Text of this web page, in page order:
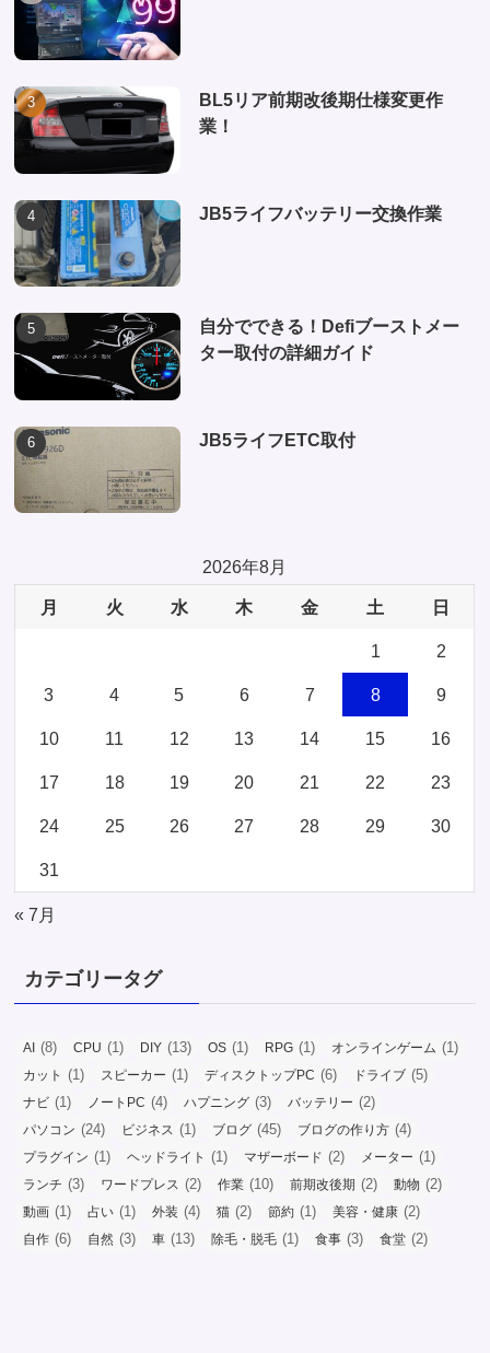
BL5リア前期改後期仕様変更作
業！
JB5ライフバッテリー交換作業
自分でできる！Defiブーストメー
ター取付の詳細ガイド
JB5ライフETC取付
2026年8月
月 火 水 木 金 土 日
1 2
3 4 5 6 7 8 9
10 11 12 13 14 15 16
17 18 19 20 21 22 23
24 25 26 27 28 29 30
31
« 7月
カテゴリータグ
AI (8) CPU (1) DIY (13) OS (1) RPG (1) オンラインゲーム (1)
カット (1) スピーカー (1) ディスクトップPC (6) ドライブ (5)
ナビ (1) ノートPC (4) ハプニング (3) バッテリー (2)
パソコン (24) ビジネス (1) ブログ (45) ブログの作り方 (4)
プラグイン (1) ヘッドライト (1) マザーボード (2) メーター (1)
ランチ (3) ワードプレス (2) 作業 (10) 前期改後期 (2) 動物 (2)
動画 (1) 占い (1) 外装 (4) 猫 (2) 節約 (1) 美容・健康 (2)
自作 (6) 自然 (3) 車 (13) 除毛・脱毛 (1) 食事 (3) 食堂 (2)